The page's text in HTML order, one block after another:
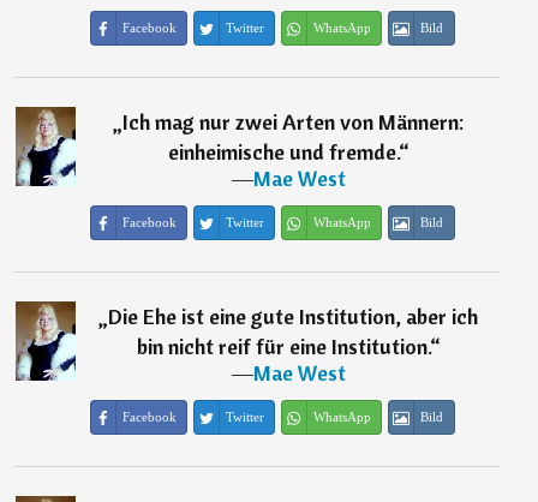
Facebook Twitter WhatsApp Bild
„Ich mag nur zwei Arten von Männern:
einheimische und fremde.“
―Mae West
Facebook Twitter WhatsApp Bild
„Die Ehe ist eine gute Institution, aber ich
bin nicht reif für eine Institution.“
―Mae West
Facebook Twitter WhatsApp Bild